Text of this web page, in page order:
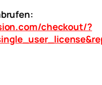
checkout/?